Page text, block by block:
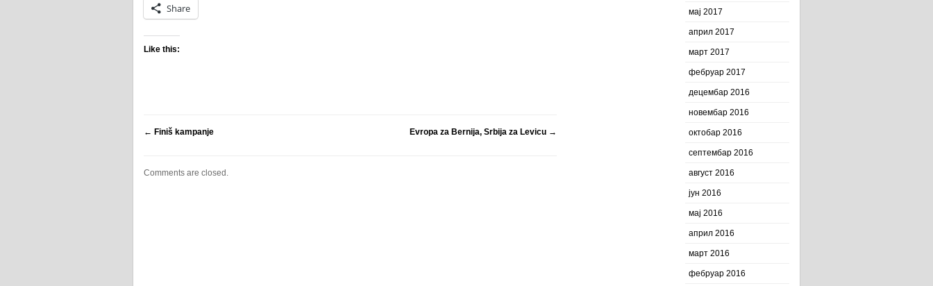
Share
Like this:
← Finiš kampanje Evropa za Bernija, Srbija za Levicu →
Comments are closed.
мај 2017
април 2017
март 2017
фебруар 2017
децембар 2016
новембар 2016
октобар 2016
септембар 2016
август 2016
јун 2016
мај 2016
април 2016
март 2016
фебруар 2016